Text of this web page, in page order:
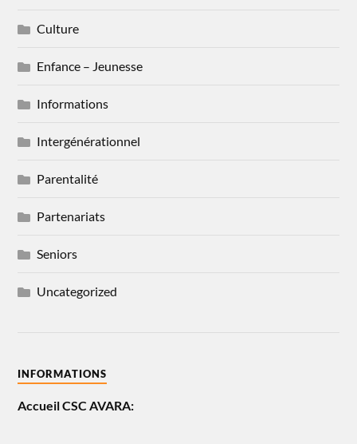
Culture
Enfance – Jeunesse
Informations
Intergénérationnel
Parentalité
Partenariats
Seniors
Uncategorized
INFORMATIONS
Accueil CSC AVARA: